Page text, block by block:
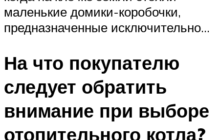
маленькие домики-коробочки,
предназначенные исключительно…
На что покупателю
следует обратить
внимание при выборе
отопительного котла?